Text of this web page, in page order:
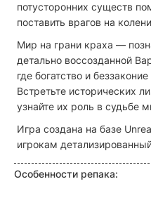
потусторонних существ
поставить врагов на
Мир на грани краха —
детально воссозданной
где богатство и
Встретьте исторических
узнайте их роль в судьбе
Игра создана на базе
игрокам
Особенности репака: